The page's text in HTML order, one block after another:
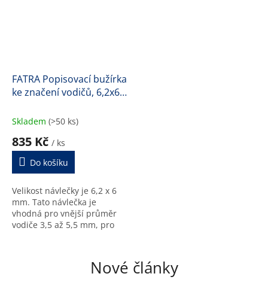
FATRA Popisovací bužírka
ke značení vodičů, 6,2x6
Skladem (>50 ks)
835 Kč / ks
Do košíku
Velikost návlečky je 6,2 x 6
mm. Tato návlečka je
vhodná pro vnější průměr
vodiče 3,5 až 5,5 mm, pro
Nové články